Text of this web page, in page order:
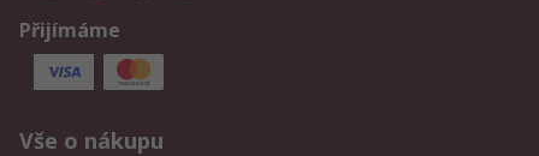
Přijímáme
Vše o nákupu